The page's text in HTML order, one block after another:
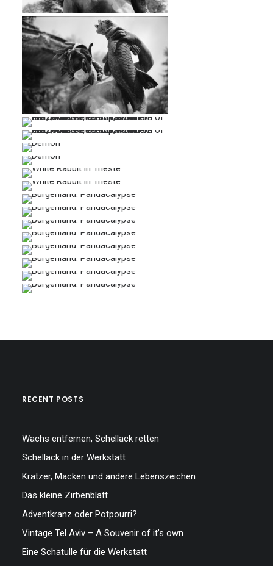
…
…
…
…
…
…
…
…
…
…
…
…
RECENT POSTS
Wachs entfernen, Schellack retten
Schellack in der Werkstatt
Kratzer, Macken und andere Lebenszeichen
Das kleine Zirbenblatt
Adventkranz oder Potpourri?
Vintage Tel Aviv – A Souvenir of it’s own
Eine Schatulle für die Werkstatt